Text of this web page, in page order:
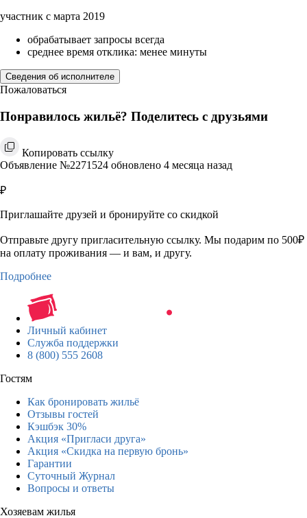
участник с марта 2019
обрабатывает запросы всегда
среднее время отклика: менее минуты
Сведения об исполнителе
Пожаловаться
Понравилось жильё? Поделитесь с друзьями
Копировать ссылку
Объявление №2271524 обновлено 4 месяца назад
₽
Приглашайте друзей и бронируйте со скидкой
Отправьте другу пригласительную ссылку. Мы подарим по 500₽
на оплату проживания — и вам, и другу.
Подробнее
Личный кабинет
Служба поддержки
8 (800) 555 2608
Гостям
Как бронировать жильё
Отзывы гостей
Кэшбэк 30%
Акция «Пригласи друга»
Акция «Скидка на первую бронь»
Гарантии
Суточный Журнал
Вопросы и ответы
Хозяевам жилья